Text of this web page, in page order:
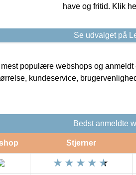
have og fritid. Klik
Se udvalget på
populære webshops og
kundeservice,
Bedst anmeldte
Stjerner